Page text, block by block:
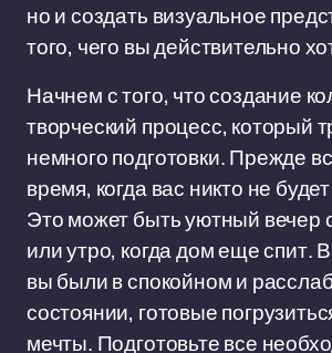
но и создать визуальное
того, чего вы действительно
Начнем с того, что создание
творческий процесс, который
немного подготовки. Прежде
время, когда вас никто не
Это может быть уютный вечер
или утро, когда дом еще спит.
вы были в спокойном и
состоянии, готовые
мечты. Подготовьте все